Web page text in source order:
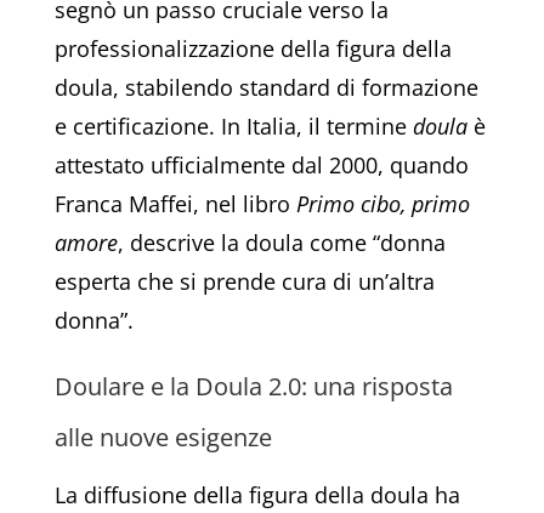
segnò un passo cruciale verso la
professionalizzazione della figura della
doula, stabilendo standard di formazione
e certificazione. In Italia, il termine doulaè
attestato ufficialmente dal 2000, quando
Franca Maffei, nel libro Primo cibo, primo
amore, descrive la doula come “donna
esperta che si prende cura di un’altra
donna”.
Doulare e la Doula 2.0: una risposta
alle nuove esigenze
La diffusione della figura della doula ha